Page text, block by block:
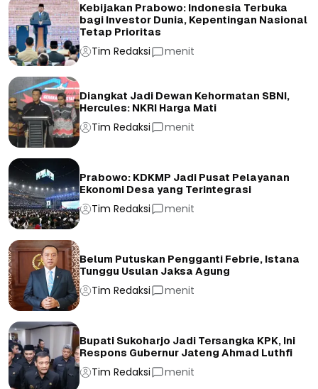
Kebijakan Prabowo: Indonesia Terbuka
bagi Investor Dunia, Kepentingan Nasional
Tetap Prioritas
Tim Redaksi menit
Diangkat Jadi Dewan Kehormatan SBNI,
Hercules: NKRI Harga Mati
Tim Redaksi menit
Prabowo: KDKMP Jadi Pusat Pelayanan
Ekonomi Desa yang Terintegrasi
Tim Redaksi menit
Belum Putuskan Pengganti Febrie, Istana
Tunggu Usulan Jaksa Agung
Tim Redaksi menit
Bupati Sukoharjo Jadi Tersangka KPK, Ini
Respons Gubernur Jateng Ahmad Luthfi
Tim Redaksi menit